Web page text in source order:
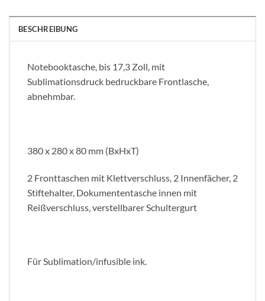
BESCHREIBUNG
Notebooktasche, bis 17,3 Zoll, mit
Sublimationsdruck bedruckbare Frontlasche,
abnehmbar.
380 x 280 x 80 mm (BxHxT)
2 Fronttaschen mit Klettverschluss, 2 Innenfächer, 2
Stiftehalter, Dokumententasche innen mit
Reißverschluss, verstellbarer Schultergurt
Für Sublimation/infusible ink.